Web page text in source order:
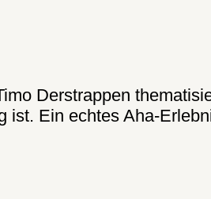
Derstrappen
ist. Ein echtes Aha-